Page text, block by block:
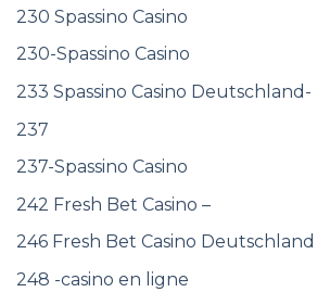
230 Spassino Casino
230-Spassino Casino
233 Spassino Casino Deutschland-
237
237-Spassino Casino
242 Fresh Bet Casino –
246 Fresh Bet Casino Deutschland
248 -casino en ligne